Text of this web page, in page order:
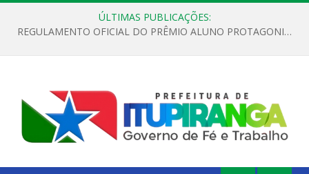
ÚLTIMAS PUBLICAÇÕES:
REGULAMENTO OFICIAL DO PRÊMIO ALUNO PROTAGONISTA – EDIÇÃO 2026